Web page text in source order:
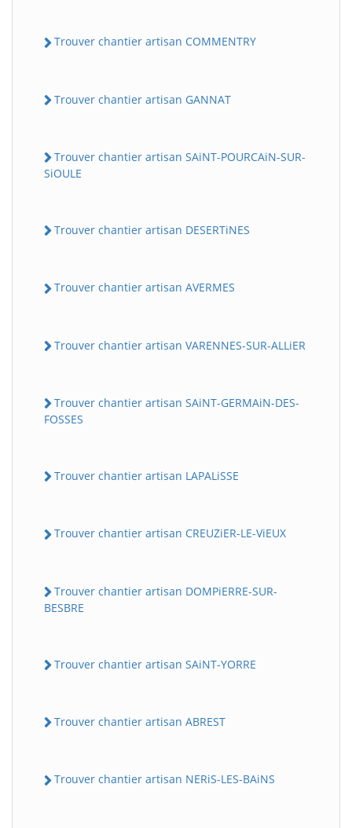
Trouver chantier artisan COMMENTRY
Trouver chantier artisan GANNAT
Trouver chantier artisan SAiNT-POURCAiN-SUR-
SiOULE
Trouver chantier artisan DESERTiNES
Trouver chantier artisan AVERMES
Trouver chantier artisan VARENNES-SUR-ALLiER
Trouver chantier artisan SAiNT-GERMAiN-DES-
FOSSES
Trouver chantier artisan LAPALiSSE
Trouver chantier artisan CREUZiER-LE-ViEUX
Trouver chantier artisan DOMPiERRE-SUR-
BESBRE
Trouver chantier artisan SAiNT-YORRE
Trouver chantier artisan ABREST
Trouver chantier artisan NERiS-LES-BAiNS